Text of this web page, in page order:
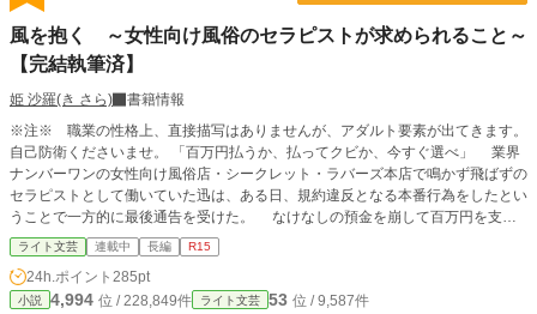
風を抱く ～女性向け風俗のセラピストが求められること～
【完結執筆済】
姫 沙羅(き さら)
書籍情報
※注※ 職業の性格上、直接描写はありませんが、アダルト要素が出てきます。
自己防衛くださいませ。 「百万円払うか、払ってクビか、今すぐ選べ」 業界
ナンバーワンの女性向け風俗店・シークレット・ラバーズ本店で鳴かず飛ばずの
セラピストとして働いていた迅は、ある日、規約違反となる本番行為をしたとい
うことで一方的に最後通告を受けた。 なけなしの預金を崩して百万円を支払
い、最後のお客様を迎えた時。迅の人生は大きく動き出す。 「私と一緒に新し
い店を立ち上げない？」 集まらないセラピスト。育たない新人。厳しい評
価。クレーム。そして、百万円の闇――……。 新しく出会った仲間たちと共
に様々な困難を乗り越え、業界へ新しい風を吹かせるべく奮闘した先に迎える結
ライト文芸 連載中 長編 R15
24h.ポイント 285pt
小説 4,994 位 / 228,849件 ライト文芸 53 位 / 9,587件